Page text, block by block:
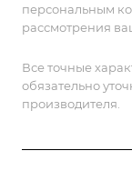
персональным
рассмотрения
Все точные
обязательно
производителя.